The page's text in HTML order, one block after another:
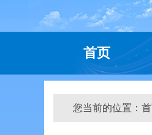
首页
您当前的位置：